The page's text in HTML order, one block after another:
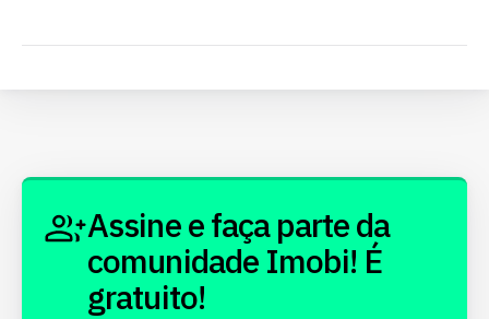
Assine e faça parte da
comunidade Imobi! É
gratuito!